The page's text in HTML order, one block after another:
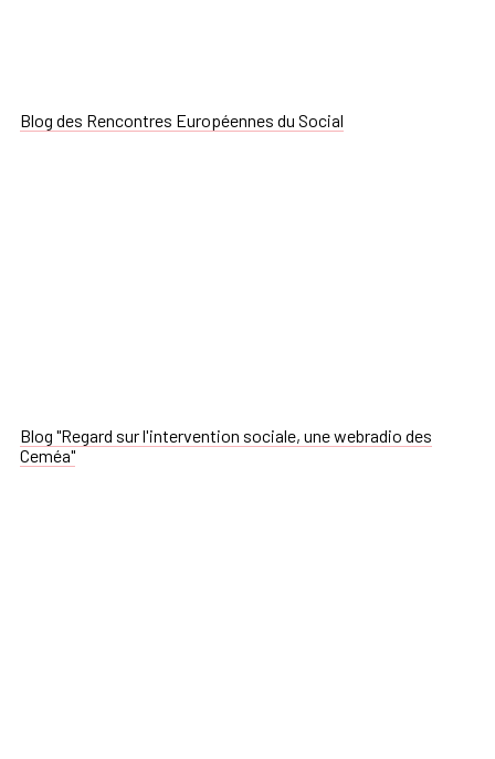
Blog des Rencontres Européennes du Social
Blog "Regard sur l'intervention sociale, une webradio des
Ceméa"